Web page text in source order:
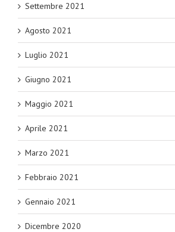
Settembre 2021
Agosto 2021
Luglio 2021
Giugno 2021
Maggio 2021
Aprile 2021
Marzo 2021
Febbraio 2021
Gennaio 2021
Dicembre 2020